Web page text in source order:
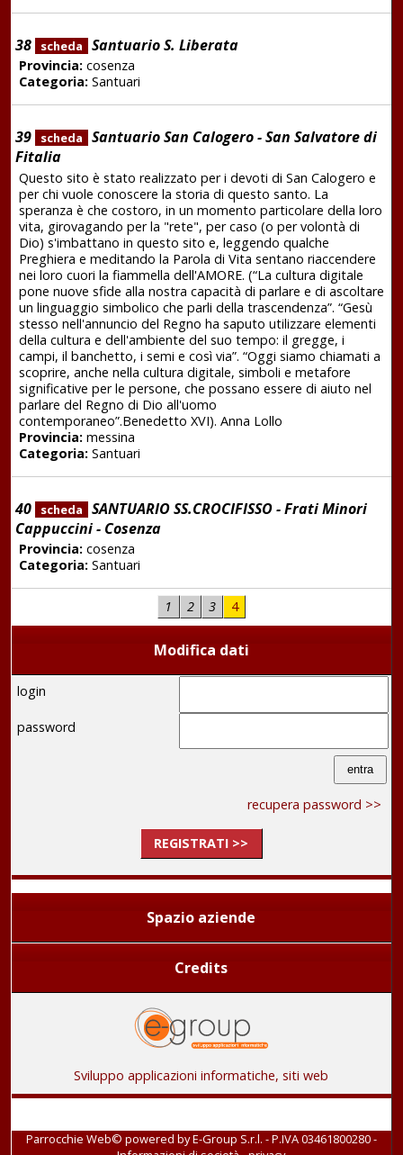
38 scheda Santuario S. Liberata
Provincia:cosenza
Categoria:Santuari
39 scheda
Santuario San Calogero - San Salvatore di
Fitalia
Questo sito è stato realizzato per i devoti di San Calogero e
per chi vuole conoscere la storia di questo santo. La
speranza è che costoro, in un momento particolare della loro
vita, girovagando per la "rete", per caso (o per volontà di
Dio) s'imbattano in questo sito e, leggendo qualche
Preghiera e meditando la Parola di Vita sentano riaccendere
nei loro cuori la fiammella dell'AMORE. (“La cultura digitale
pone nuove sfide alla nostra capacità di parlare e di ascoltare
un linguaggio simbolico che parli della trascendenza”. “Gesù
stesso nell'annuncio del Regno ha saputo utilizzare elementi
della cultura e dell'ambiente del suo tempo: il gregge, i
campi, il banchetto, i semi e così via”. “Oggi siamo chiamati a
scoprire, anche nella cultura digitale, simboli e metafore
significative per le persone, che possano essere di aiuto nel
parlare del Regno di Dio all'uomo
contemporaneo”.Benedetto XVI). Anna Lollo
Provincia:messina
Categoria:Santuari
40 scheda
SANTUARIO SS.CROCIFISSO - Frati Minori
Cappuccini - Cosenza
Provincia:cosenza
Categoria:Santuari
1 2 3 4
Modifica dati
login
password
recupera password >>
REGISTRATI >>
Spazio aziende
Credits
Sviluppo applicazioni informatiche, siti web
Parrocchie Web© powered byE-Group S.r.l. - P.IVA 03461800280-